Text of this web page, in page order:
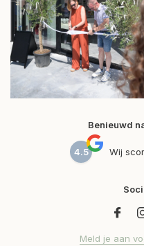
Benieuwd
4.5 Wij
Meld je aan